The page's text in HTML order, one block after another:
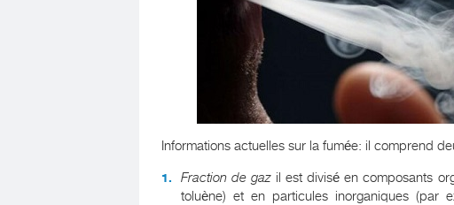
Informations actuelles sur la fumée: il comprend
Fraction de gazil est divisé en composants
toluène) et en particules inorganiques (par